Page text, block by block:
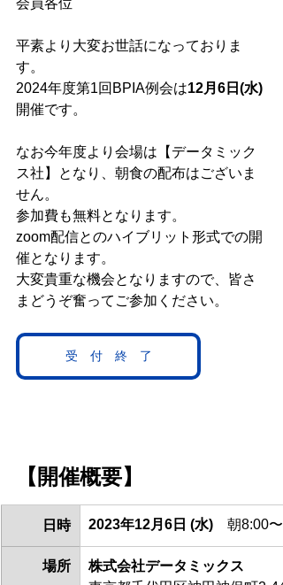
平素より大変お世話になっておりま
す。
2024年度第1回BPIA例会は12月6日(水)
開催です。
なお今年度より会場は【データミック
ス社】となり、朝食の配布はございま
せん。
参加費も無料となります。
zoom配信とのハイブリット形式での開
催となります。
大変貴重な機会となりますので、皆さ
まどうぞ奮ってご参加ください。
受 付 終 了
【開催概要】
日時 2023年12月6日 (水) 朝8:00〜
場所
株式会社データミックス